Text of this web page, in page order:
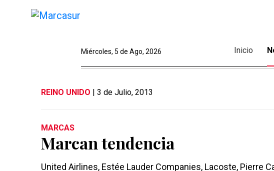
Miércoles, 5 de Ago, 2026 Inicio
REINO UNIDO | 3 de Julio, 2013
MARCAS
Marcan tendencia
United Airlines, Estée Lauder Companies, Lacoste, Pierre